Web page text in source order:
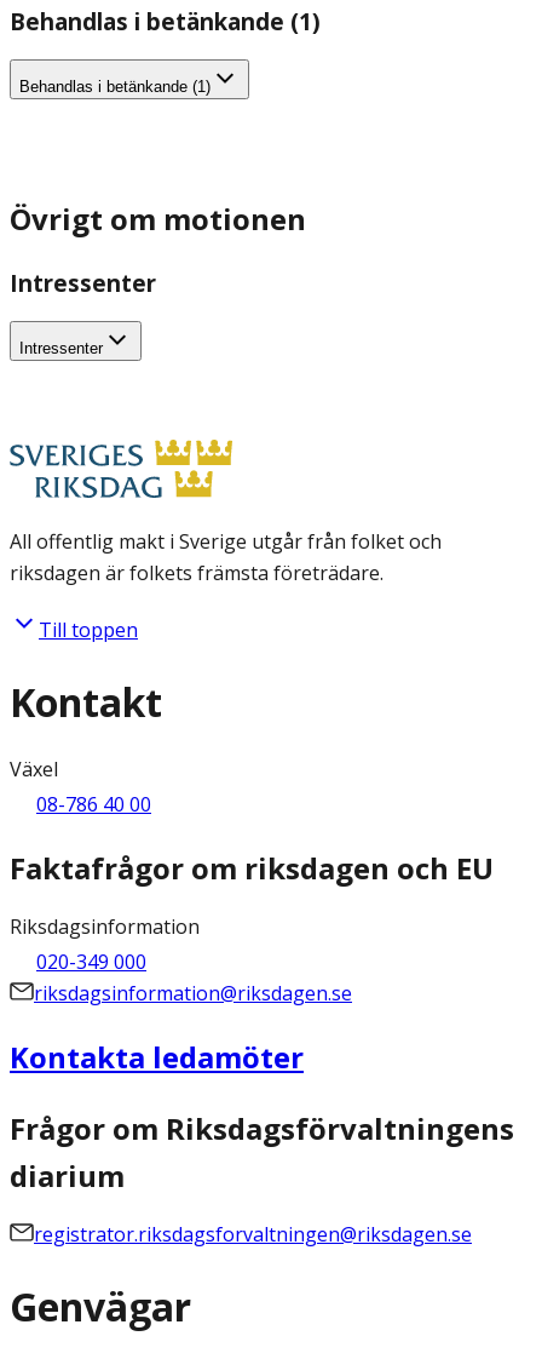
Behandlas i betänkande (1)
Behandlas i betänkande (1)
Övrigt om motionen
Intressenter
Intressenter
All offentlig makt i Sverige utgår från folket och
riksdagen är folkets främsta företrädare.
Till toppen
Kontakt
Växel
08-786 40 00
Faktafrågor om riksdagen och EU
Riksdagsinformation
020-349 000
riksdagsinformation@riksdagen.se
Kontakta ledamöter
Frågor om Riksdagsförvaltningens
diarium
registrator.riksdagsforvaltningen@riksdagen.se
Genvägar